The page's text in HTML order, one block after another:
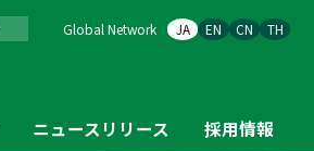
ニュースリリース 採用情報
Global Network JA EN CN TH